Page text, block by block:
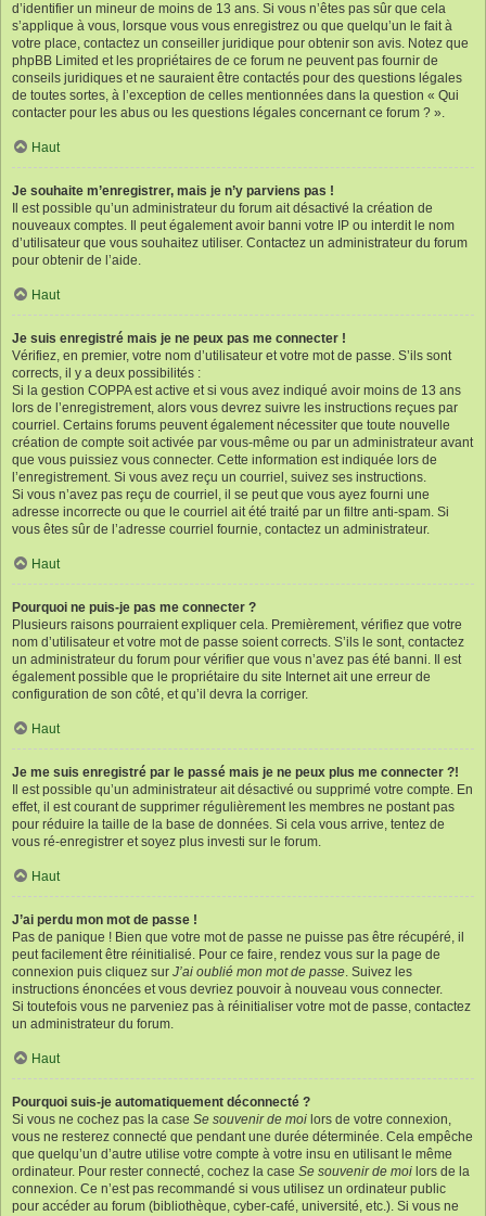
d’identifier un mineur de moins de 13 ans. Si vous n’êtes pas sûr que cela
s’applique à vous, lorsque vous vous enregistrez ou que quelqu’un le fait à
votre place, contactez un conseiller juridique pour obtenir son avis. Notez que
phpBB Limited et les propriétaires de ce forum ne peuvent pas fournir de
conseils juridiques et ne sauraient être contactés pour des questions légales
de toutes sortes, à l’exception de celles mentionnées dans la question « Qui
contacter pour les abus ou les questions légales concernant ce forum ? ».
Haut
Je souhaite m’enregistrer, mais je n’y parviens pas !
Il est possible qu’un administrateur du forum ait désactivé la création de
nouveaux comptes. Il peut également avoir banni votre IP ou interdit le nom
d’utilisateur que vous souhaitez utiliser. Contactez un administrateur du forum
pour obtenir de l’aide.
Haut
Je suis enregistré mais je ne peux pas me connecter !
Vérifiez, en premier, votre nom d’utilisateur et votre mot de passe. S’ils sont
corrects, il y a deux possibilités :
Si la gestion COPPA est active et si vous avez indiqué avoir moins de 13 ans
lors de l’enregistrement, alors vous devrez suivre les instructions reçues par
courriel. Certains forums peuvent également nécessiter que toute nouvelle
création de compte soit activée par vous-même ou par un administrateur avant
que vous puissiez vous connecter. Cette information est indiquée lors de
l’enregistrement. Si vous avez reçu un courriel, suivez ses instructions.
Si vous n’avez pas reçu de courriel, il se peut que vous ayez fourni une
adresse incorrecte ou que le courriel ait été traité par un filtre anti-spam. Si
vous êtes sûr de l’adresse courriel fournie, contactez un administrateur.
Haut
Pourquoi ne puis-je pas me connecter ?
Plusieurs raisons pourraient expliquer cela. Premièrement, vérifiez que votre
nom d’utilisateur et votre mot de passe soient corrects. S’ils le sont, contactez
un administrateur du forum pour vérifier que vous n’avez pas été banni. Il est
également possible que le propriétaire du site Internet ait une erreur de
configuration de son côté, et qu’il devra la corriger.
Haut
Je me suis enregistré par le passé mais je ne peux plus me connecter ?!
Il est possible qu’un administrateur ait désactivé ou supprimé votre compte. En
effet, il est courant de supprimer régulièrement les membres ne postant pas
pour réduire la taille de la base de données. Si cela vous arrive, tentez de
vous ré-enregistrer et soyez plus investi sur le forum.
Haut
J’ai perdu mon mot de passe !
Pas de panique ! Bien que votre mot de passe ne puisse pas être récupéré, il
peut facilement être réinitialisé. Pour ce faire, rendez vous sur la page de
connexion puis cliquez sur J’ai oublié mon mot de passe. Suivez les
instructions énoncées et vous devriez pouvoir à nouveau vous connecter.
Si toutefois vous ne parveniez pas à réinitialiser votre mot de passe, contactez
un administrateur du forum.
Haut
Pourquoi suis-je automatiquement déconnecté ?
Si vous ne cochez pas la case Se souvenir de moi lors de votre connexion,
vous ne resterez connecté que pendant une durée déterminée. Cela empêche
que quelqu’un d’autre utilise votre compte à votre insu en utilisant le même
ordinateur. Pour rester connecté, cochez la case Se souvenir de moi lors de la
connexion. Ce n’est pas recommandé si vous utilisez un ordinateur public
pour accéder au forum (bibliothèque, cyber-café, université, etc.). Si vous ne